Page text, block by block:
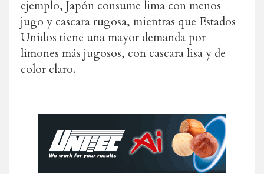
ejemplo, Japón consume lima con menos
jugo y cascara rugosa, mientras que Estados
Unidos tiene una mayor demanda por
limones más jugosos, con cascara lisa y de
color claro.